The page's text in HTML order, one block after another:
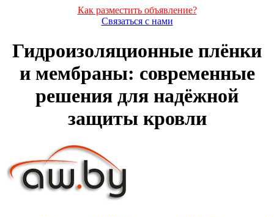
Как разместить объявление?
Связаться с нами
Гидроизоляционные плёнки
и мембраны: современные
решения для надёжной
защиты кровли